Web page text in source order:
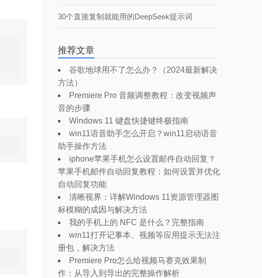
30个直接复制就能用的DeepSeek提示词
推荐文章
谷歌地球用不了怎么办？（2024最新解决
方法）
Premiere Pro 音频调整教程：改变视频声
音的步骤
Windows 11 键盘快捷键终极指南
win11语音助手怎么开启？win11启动语音
助手操作方法
iphone苹果手机怎么设置邮件自动回复？
苹果手机邮件自动回复教程：如何设置并优化
自动回复功能
清晰视界：详解Windows 11资源管理器图
标模糊的成因与解决方法
我的手机上的 NFC 是什么？完整指南
win11打开记事本、视频等应用提示无法注
册包，解决方法
Premiere Pro怎么给视频马赛克效果制
作：从导入到导出的完整操作解析